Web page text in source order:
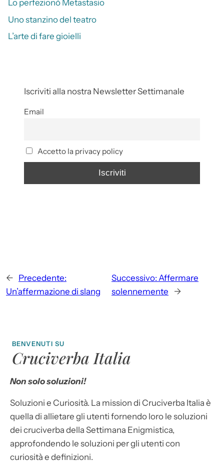
Lo perfezionò Metastasio
Uno stanzino del teatro
L’arte di fare gioielli
Iscriviti alla nostra Newsletter Settimanale
Email
Accetto la privacy policy
← Precedente:
Un’affermazione di slang
Successivo: Affermare
solennemente
→
BENVENUTI SU
Cruciverba Italia
Non solo soluzioni!
Soluzioni e Curiosità. La mission di Cruciverba Italia è
quella di allietare gli utenti fornendo loro le soluzioni
dei cruciverba della Settimana Enigmistica,
approfondendo le soluzioni per gli utenti con
curiosità e definizioni.